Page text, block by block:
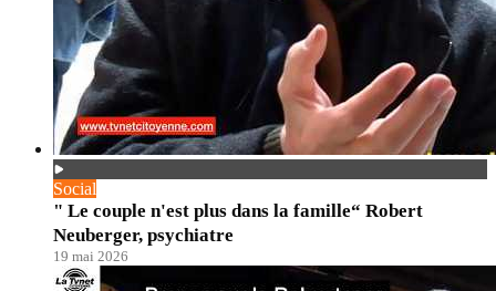
Social
" Le couple n'est plus dans la famille“ Robert
Neuberger, psychiatre
19 mai 2026